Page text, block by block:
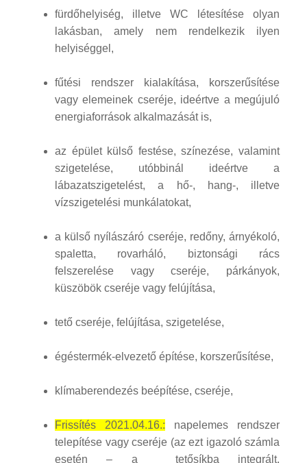
fürdőhelyiség, illetve WC létesítése olyan
lakásban, amely nem rendelkezik ilyen
helyiséggel,
fűtési rendszer kialakítása, korszerűsítése
vagy elemeinek cseréje, ideértve a megújuló
energiaforrások alkalmazását is,
az épület külső festése, színezése, valamint
szigetelése, utóbbinál ideértve a
lábazatszigetelést, a hő-, hang-, illetve
vízszigetelési munkálatokat,
a külső nyílászáró cseréje, redőny, árnyékoló,
spaletta, rovarháló, biztonsági rács
felszerelése vagy cseréje, párkányok,
küszöbök cseréje vagy felújítása,
tető cseréje, felújítása, szigetelése,
égéstermék-elvezető építése, korszerűsítése,
klímaberendezés beépítése, cseréje,
Frissítés 2021.04.16.: napelemes rendszer
telepítése vagy cseréje (az ezt igazoló számla
esetén – a tetősíkba integrált,